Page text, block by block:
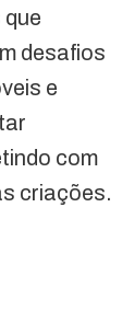
desafios
e
com
criações.